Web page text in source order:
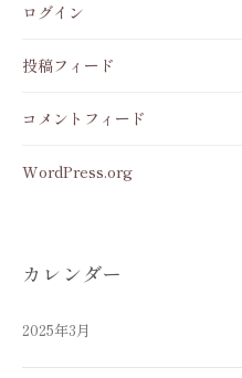
ログイン
投稿フィード
コメントフィード
WordPress.org
カレンダー
2025年3月